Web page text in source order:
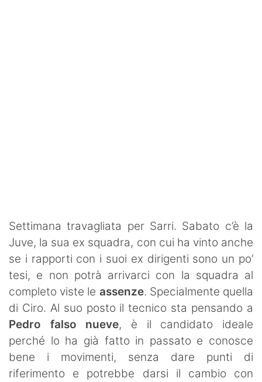
SHOP LAZIO
Contatti
Settimana travagliata per Sarri. Sabato c’è la
Juve, la sua ex squadra, con cui ha vinto anche
se i rapporti con i suoi ex dirigenti sono un po’
tesi, e non potrà arrivarci con la squadra al
completo viste le assenze. Specialmente quella
di Ciro. Al suo posto il tecnico sta pensando a
Pedro falso nueve, è il candidato ideale
perché lo ha già fatto in passato e conosce
bene i movimenti, senza dare punti di
riferimento e potrebbe darsi il cambio con